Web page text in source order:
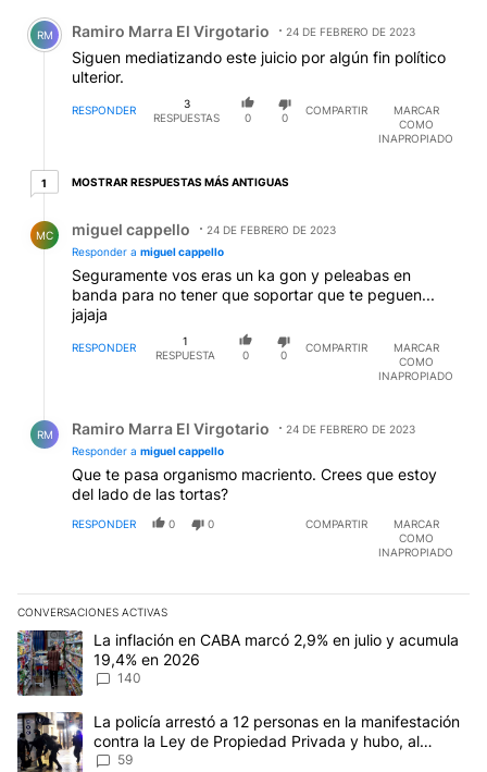
Comentario de Ramiro Marra El Virgotario.
RM Ramiro Marra El Virgotario 24 DE FEBRERO DE 2023
Siguen mediatizando este juicio por algún fin político
ulterior.
RESPONDER
3
RESPUESTAS
0 0
COMPARTIR
MARCAR
COMO
INAPROPIADO
11 respuesta más antiguas
MOSTRAR RESPUESTAS MÁS ANTIGUAS
MC miguel cappello
24 DE FEBRERO DE 2023
Responder a miguel cappello
Seguramente vos eras un ka gon y peleabas en
banda para no tener que soportar que te peguen...
jajaja
RESPONDER
1
RESPUESTA
0 0
COMPARTIR
MARCAR
COMO
INAPROPIADO
RM Ramiro Marra El Virgotario
24 DE FEBRERO DE 2023
Responder a miguel cappello
Que te pasa organismo macriento. Crees que estoy
del lado de las tortas?
RESPONDER 0 0 COMPARTIR
MARCAR
COMO
INAPROPIADO
CONVERSACIONES ACTIVAS
Este listado muestra los artículos con más comentarios en los
Un artículo de tendencia con el título "La inflación en CABA
La inflación en CABA marcó 2,9% en julio y acumula
19,4% en 2026
140
Un artículo de tendencia con el título "La policía arrestó a 12
La policía arrestó a 12 personas en la manifestación
contra la Ley de Propiedad Privada y hubo, al
menos, 3 agentes heridos
59